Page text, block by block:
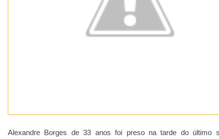
Alexandre Borges de 33 anos foi preso na tarde do último